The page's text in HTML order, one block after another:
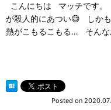
こんにちは マッチです。
が殺人的にあつい😅 しかも
熱がこもるこもる… そん
Posted on